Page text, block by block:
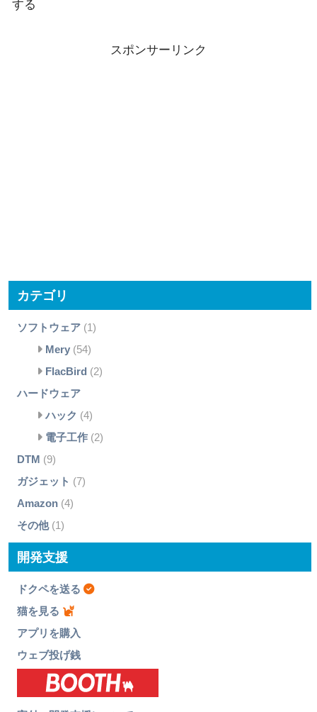
する
スポンサーリンク
カテゴリ
ソフトウェア(1)
Mery(54)
FlacBird (2)
ハードウェア
ハック (4)
電子工作(2)
DTM (9)
ガジェット (7)
Amazon(4)
その他(1)
開発支援
ドクペを送る
猫を見る
アプリを購入
ウェブ投げ銭